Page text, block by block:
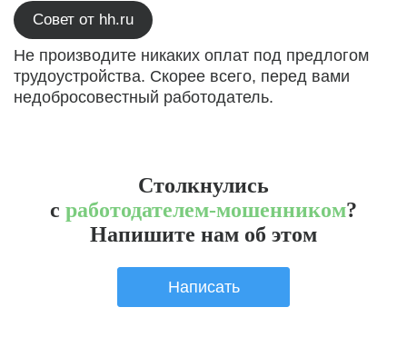
Совет от hh.ru
Не производите никаких оплат под предлогом
трудоустройства. Скорее всего, перед вами
недобросовестный работодатель.
Столкнулись
с работодателем-мошенником?
Напишите нам об этом
Написать